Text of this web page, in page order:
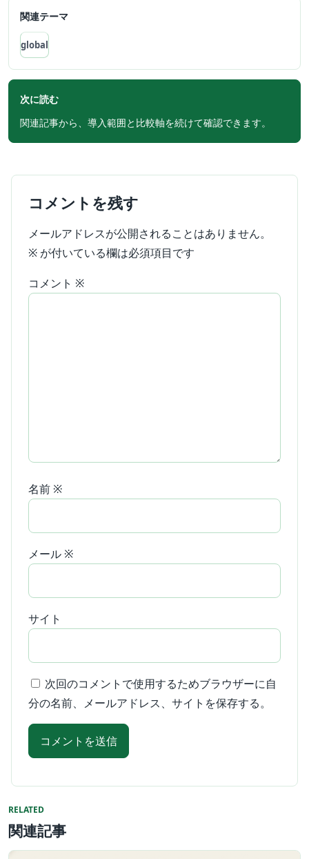
関連テーマ
global
次に読む
関連記事から、導入範囲と比較軸を続けて確認できます。
コメントを残す
メールアドレスが公開されることはありません。
※ が付いている欄は必須項目です
コメント ※
名前 ※
メール ※
サイト
次回のコメントで使用するためブラウザーに自
分の名前、メールアドレス、サイトを保存する。
RELATED
関連記事